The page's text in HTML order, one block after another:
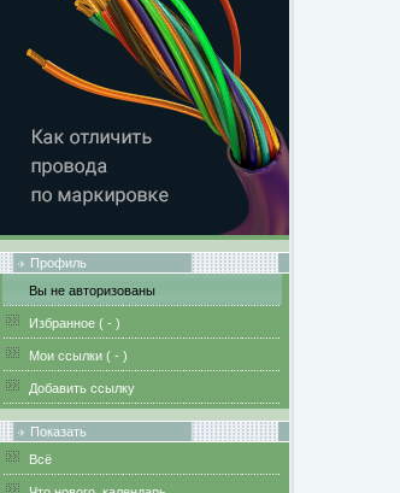
Профиль
Вы не авторизованы
Избранное ( - )
Мои ссылки ( - )
Добавить ссылку
Показать
Всё